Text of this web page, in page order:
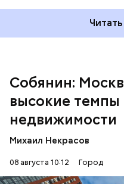
Собянин:
высокие темпы
недвижимости
Михаил Некрасов
08 августа 10:12 Город
Ситуационный центр
комплекса столицы и